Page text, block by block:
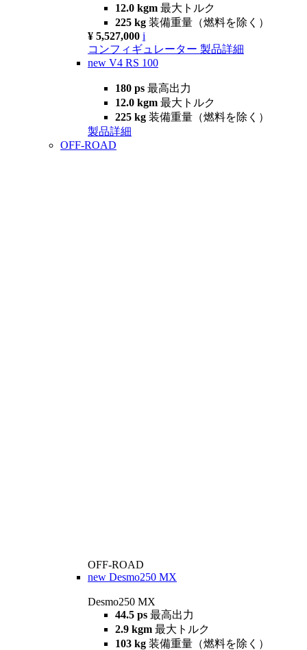
12.0 kgm 最大トルク
225 kg 装備重量（燃料を除く）
¥ 5,527,000 i
コンフィギュレーター 製品詳細
new V4 RS 100
180 ps 最高出力
12.0 kgm 最大トルク
225 kg 装備重量（燃料を除く）
製品詳細
OFF-ROAD
OFF-ROAD
new Desmo250 MX
Desmo250 MX
44.5 ps 最高出力
2.9 kgm 最大トルク
103 kg 装備重量（燃料を除く）